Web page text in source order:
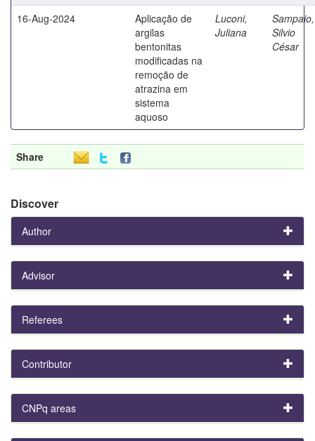
16-Aug-2024
Aplicação de
argilas
bentonitas
modificadas na
remoção de
atrazina em
sistema
aquoso
Luconi,
Juliana
Sampaio,
Silvio
César
Share
Discover
Author
Advisor
Referees
Contributor
CNPq areas